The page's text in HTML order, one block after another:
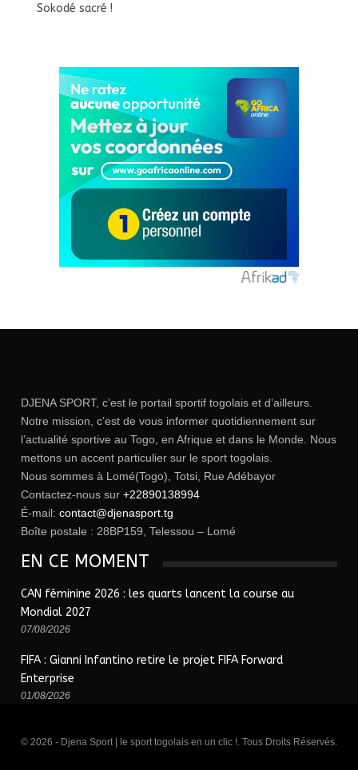
Sokodé sacré !
DJENA SPORT, c’est le portail sportif togolais et d’ailleurs.
Notre mission, c’est de vous informer quotidiennement sur
l’actualité sportive au Togo, en Afrique et dans le Monde. Nous
mettons un accent particulier sur le sport togolais.
Nous sommes à Lomé(Togo), Totsi, Rue Adébayor
Contactez-nous sur +22890138994
É-mail: contact@djenasport.tg
Boîte postale : 28BP159, Telessou – Lomé
EN CE MOMENT
CAN féminine 2026 : les quarts lancent la course au
Mondial 2027
07/08/2026
FIFA : Gianni Infantino retire le projet FIFA Forward
Enterprise
01/08/2026
© 2026 - Djena Sport | le sport togolais en un clic !. Tous Droits Réservés.